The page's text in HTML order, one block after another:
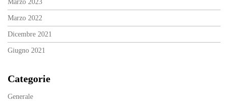
Marzo 2023
Marzo 2022
Dicembre 2021
Giugno 2021
Categorie
Generale